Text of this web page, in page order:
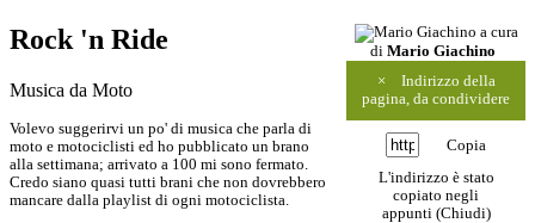
a cura
di Mario Giachino
×
Indirizzo della
pagina, da condividere
Copia
L'indirizzo è stato
copiato negli
appunti (Chiudi)
Rock 'n Ride
Musica da Moto
Volevo suggerirvi un po' di musica che parla di
moto e motociclisti ed ho pubblicato un brano
alla settimana; arrivato a 100 mi sono fermato.
Credo siano quasi tutti brani che non dovrebbero
mancare dalla playlist di ogni motociclista.